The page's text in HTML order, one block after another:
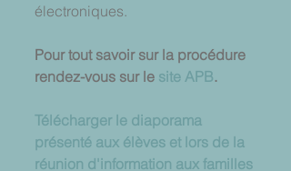
électroniques.
Pour tout savoir sur la procédure
rendez-vous sur le site APB.
Télécharger le diaporama
présenté aux élèves et lors de la
réunion d'information aux familles